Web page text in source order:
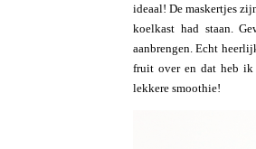
ideaal! De maskertjes
koelkast had staan.
aanbrengen. Echt
fruit over en dat heb ik
lekkere smoothie!